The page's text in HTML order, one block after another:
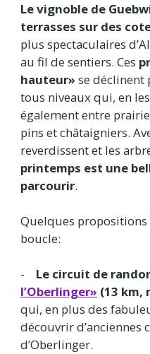
Le vignoble de
terrasses sur des
plus spectaculaires
au fil de sentiers. Ces
hauteur» se déclinent
tous niveaux qui, en
également entre
pins et châtaigniers.
reverdissent et les
printemps est une
parcourir.
Quelques
boucle:
- Le circuit de
l’Oberlinger» (13 km,
qui, en plus des
découvrir d’anciennes
d’Oberlinger.